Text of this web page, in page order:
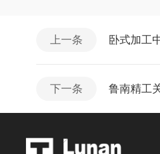
上一条 卧式加工
下一条 鲁南精工